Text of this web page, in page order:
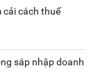
cải cách thuế
sáp nhập doanh